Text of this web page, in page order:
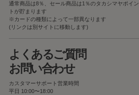
通常商品は8％、セール商品は1％のタカシマヤポイン
トが貯まります
※カードの種類によって一部異なります
(リンクは別サイトに移動します)
よくあるご質問
お問い合わせ
カスタマーサポート営業時間
平日 10:00〜18:00